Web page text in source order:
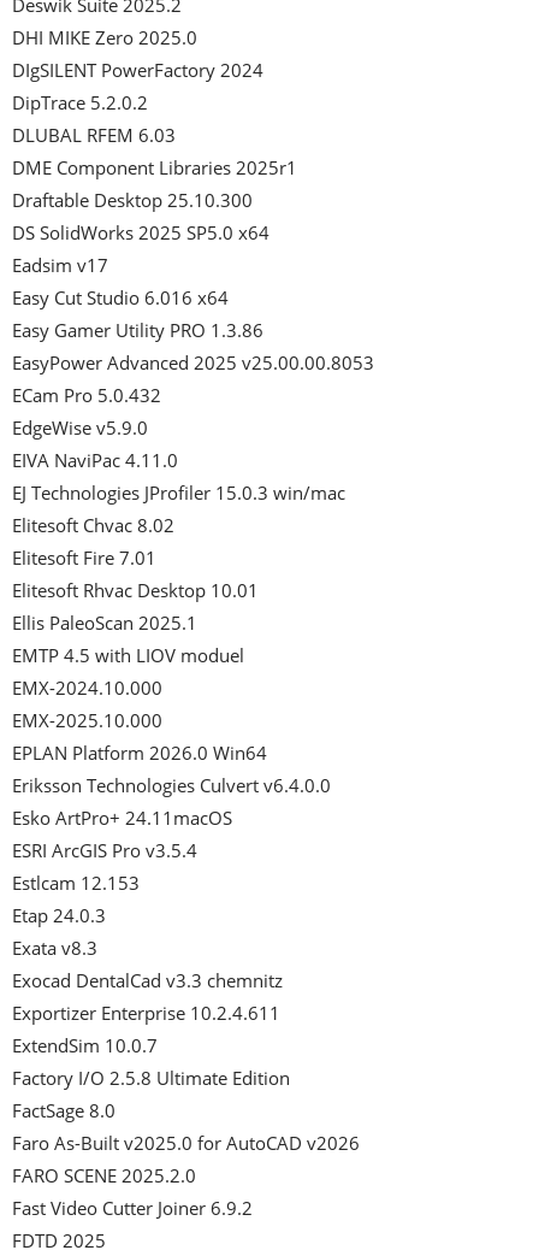
DHI MIKE Zero 2025.0
DIgSILENT PowerFactory 2024
DipTrace 5.2.0.2
DLUBAL RFEM 6.03
DME Component Libraries 2025r1
Draftable Desktop 25.10.300
DS SolidWorks 2025 SP5.0 x64
Eadsim v17
Easy Cut Studio 6.016 x64
Easy Gamer Utility PRO 1.3.86
EasyPower Advanced 2025 v25.00.00.8053
ECam Pro 5.0.432
EdgeWise v5.9.0
EIVA NaviPac 4.11.0
EJ Technologies JProfiler 15.0.3 win/mac
Elitesoft Chvac 8.02
Elitesoft Fire 7.01
Elitesoft Rhvac Desktop 10.01
Ellis PaleoScan 2025.1
EMTP 4.5 with LIOV moduel
EMX-2024.10.000
EMX-2025.10.000
EPLAN Platform 2026.0 Win64
Eriksson Technologies Culvert v6.4.0.0
Esko ArtPro+ 24.11macOS
ESRI ArcGIS Pro v3.5.4
Estlcam 12.153
Etap 24.0.3
Exata v8.3
Exocad DentalCad v3.3 chemnitz
Exportizer Enterprise 10.2.4.611
ExtendSim 10.0.7
Factory I/O 2.5.8 Ultimate Edition
FactSage 8.0
Faro As-Built v2025.0 for AutoCAD v2026
FARO SCENE 2025.2.0
Fast Video Cutter Joiner 6.9.2
FDTD 2025